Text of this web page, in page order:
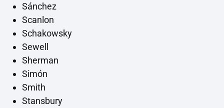
Sánchez
Scanlon
Schakowsky
Sewell
Sherman
Simón
Smith
Stansbury